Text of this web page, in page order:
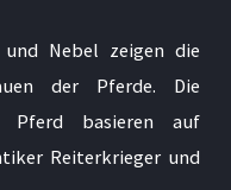
Nebel zeigen die
der Pferde. Die
Pferd basieren auf
Reiterkrieger und